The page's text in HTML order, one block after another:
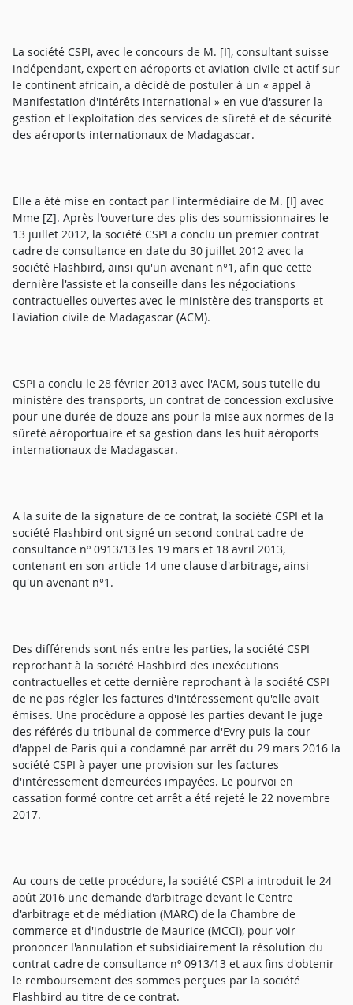
La société CSPI, avec le concours de M. [I], consultant suisse
indépendant, expert en aéroports et aviation civile et actif sur
le continent africain, a décidé de postuler à un « appel à
Manifestation d'intérêts international » en vue d'assurer la
gestion et l'exploitation des services de sûreté et de sécurité
des aéroports internationaux de Madagascar.
Elle a été mise en contact par l'intermédiaire de M. [I] avec
Mme [Z]. Après l'ouverture des plis des soumissionnaires le
13 juillet 2012, la société CSPI a conclu un premier contrat
cadre de consultance en date du 30 juillet 2012 avec la
société Flashbird, ainsi qu'un avenant n°1, afin que cette
dernière l'assiste et la conseille dans les négociations
contractuelles ouvertes avec le ministère des transports et
l'aviation civile de Madagascar (ACM).
CSPI a conclu le 28 février 2013 avec l'ACM, sous tutelle du
ministère des transports, un contrat de concession exclusive
pour une durée de douze ans pour la mise aux normes de la
sûreté aéroportuaire et sa gestion dans les huit aéroports
internationaux de Madagascar.
A la suite de la signature de ce contrat, la société CSPI et la
société Flashbird ont signé un second contrat cadre de
consultance nº 0913/13 les 19 mars et 18 avril 2013,
contenant en son article 14 une clause d'arbitrage, ainsi
qu'un avenant n°1.
Des différends sont nés entre les parties, la société CSPI
reprochant à la société Flashbird des inexécutions
contractuelles et cette dernière reprochant à la société CSPI
de ne pas régler les factures d'intéressement qu'elle avait
émises. Une procédure a opposé les parties devant le juge
des référés du tribunal de commerce d'Evry puis la cour
d'appel de Paris qui a condamné par arrêt du 29 mars 2016 la
société CSPI à payer une provision sur les factures
d'intéressement demeurées impayées. Le pourvoi en
cassation formé contre cet arrêt a été rejeté le 22 novembre
2017.
Au cours de cette procédure, la société CSPI a introduit le 24
août 2016 une demande d'arbitrage devant le Centre
d'arbitrage et de médiation (MARC) de la Chambre de
commerce et d'industrie de Maurice (MCCI), pour voir
prononcer l'annulation et subsidiairement la résolution du
contrat cadre de consultance nº 0913/13 et aux fins d'obtenir
le remboursement des sommes perçues par la société
Flashbird au titre de ce contrat.